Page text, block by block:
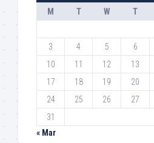
M T W T
3
4 5 6
10
11 12 13
17
18 19 20
24
25 26 27
31
« Mar